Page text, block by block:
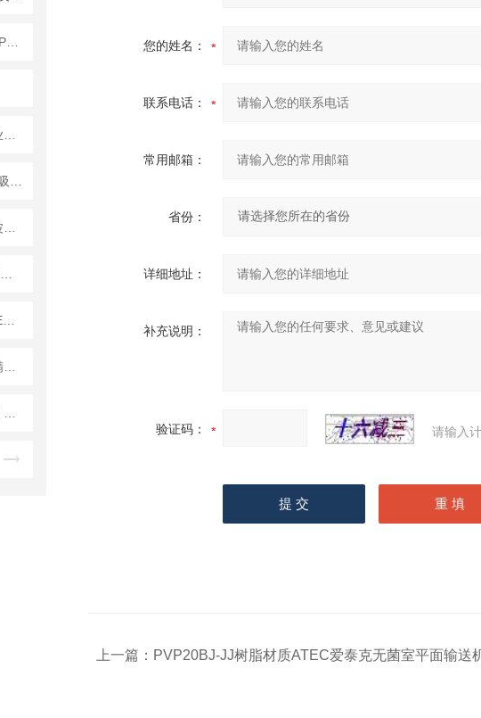
您的姓名：
联系电话：
常用邮箱：
省份：
详细地址：
补充说明：
验证码： 请输入
上一篇： PVP20BJ-JJ树脂材质ATEC爱泰克无菌室平面输送机PVP20B型树